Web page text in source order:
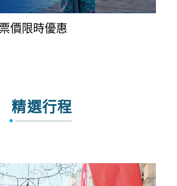
秋季旅遊展8/21-8/24 攤位
諮詢)